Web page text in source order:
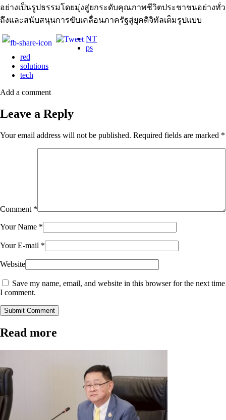
อย่างเป็นรูปธรรมโดยมุ่งสู่ยกระดับคุณภาพชีวิตประชาชนอย่างทั่ว
ถึงและสนับสนุนการขับเคลื่อนภาครัฐสู่ยุคดิจิทัลเต็มรูปแบบ
NT
ps
red
solutions
tech
Add a comment
Leave a Reply
Your email address will not be published. Required fields are marked *
Comment *
Your Name *
Your E-mail *
Website
Save my name, email, and website in this browser for the next time
I comment.
Submit Comment
Read more